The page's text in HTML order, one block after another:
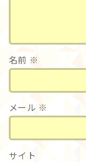
名前 ※
メール ※
サイト